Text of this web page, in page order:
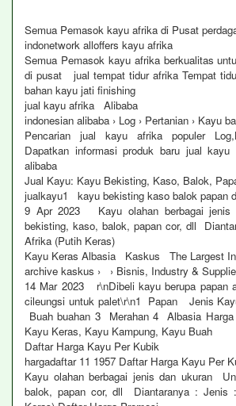
Semua Pemasok kayu afrika di Pusat
indonetwork alloffers kayu afrika
Semua Pemasok kayu afrika berkualitas
di pusat jual tempat tidur afrika Tempat
bahan kayu jati finishing
jual kayu afrika Alibaba
indonesian alibaba › Log › Pertanian › Kayu
Pencarian jual kayu afrika populer
Dapatkan informasi produk baru jual kayu
alibaba
Jual Kayu: Kayu Bekisting, Kaso, Balok,
jualkayu1 kayu bekisting kaso balok papan
9 Apr 2023 Kayu olahan berbagai
bekisting, kaso, balok, papan cor, dll
Afrika (Putih Keras)
Kayu Keras Albasia Kaskus The Largest
archive kaskus › › Bisnis, Industry &
14 Mar 2023 r\nDibeli kayu berupa papan
cileungsi untuk palet\r\n1 Papan Jenis
Buah buahan 3 Merahan 4 Albasia
Kayu Keras, Kayu Kampung, Kayu Buah
Daftar Harga Kayu Per Kubik
hargadaftar 11 1957 Daftar Harga Kayu Per
Kayu olahan berbagai jenis dan ukuran
balok, papan cor, dll Diantaranya : Jenis